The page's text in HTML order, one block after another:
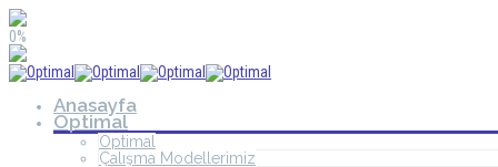
0%
Anasayfa
Optimal
Optimal
Çalışma Modellerimiz